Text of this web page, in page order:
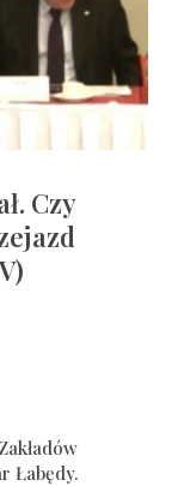
Czy
Łabędy.